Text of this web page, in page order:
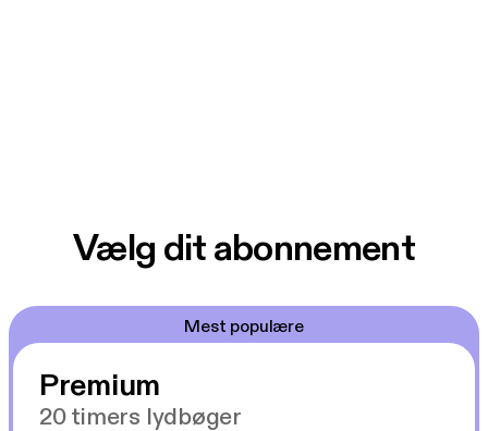
Vælg dit abonnement
Mest populære
Premium
20 timers lydbøger